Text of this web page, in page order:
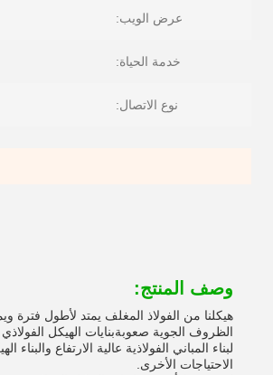
عرض الويب:
خدمة الحياة:
نوع الاتصال:
وصف المنتج:
هيكلنا من الفولاذ المغلف يمتد لأطول فترة
الظروف الجوية صعوبةبنايات الهيكل الفولاذي
لبناء المباني الفولاذية عالية الارتفاع والبناء
الاحتياجات الأخرى.